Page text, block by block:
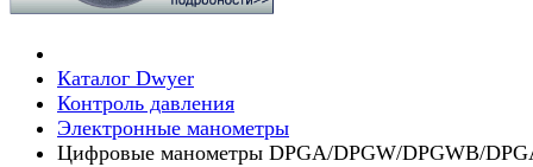
Каталог Dwyer
Контроль давления
Электронные манометры
Цифровые манометры DPGA/DPGW/DPGWB/